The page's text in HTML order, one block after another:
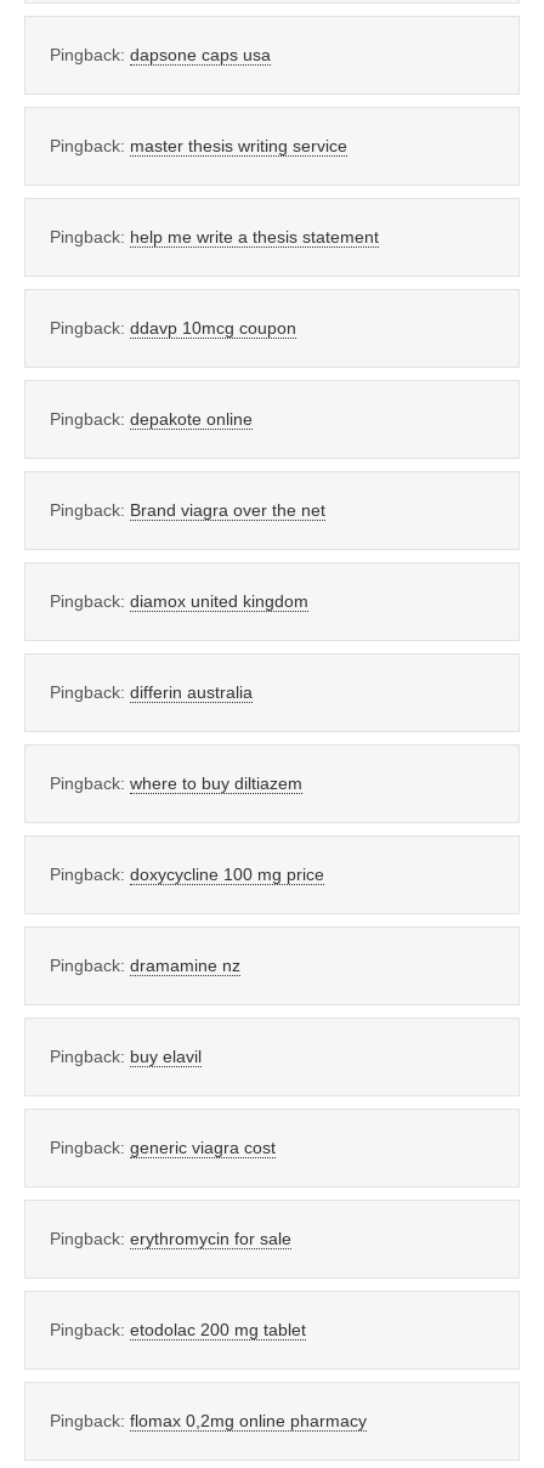
Pingback: dapsone caps usa
Pingback: master thesis writing service
Pingback: help me write a thesis statement
Pingback: ddavp 10mcg coupon
Pingback: depakote online
Pingback: Brand viagra over the net
Pingback: diamox united kingdom
Pingback: differin australia
Pingback: where to buy diltiazem
Pingback: doxycycline 100 mg price
Pingback: dramamine nz
Pingback: buy elavil
Pingback: generic viagra cost
Pingback: erythromycin for sale
Pingback: etodolac 200 mg tablet
Pingback: flomax 0,2mg online pharmacy